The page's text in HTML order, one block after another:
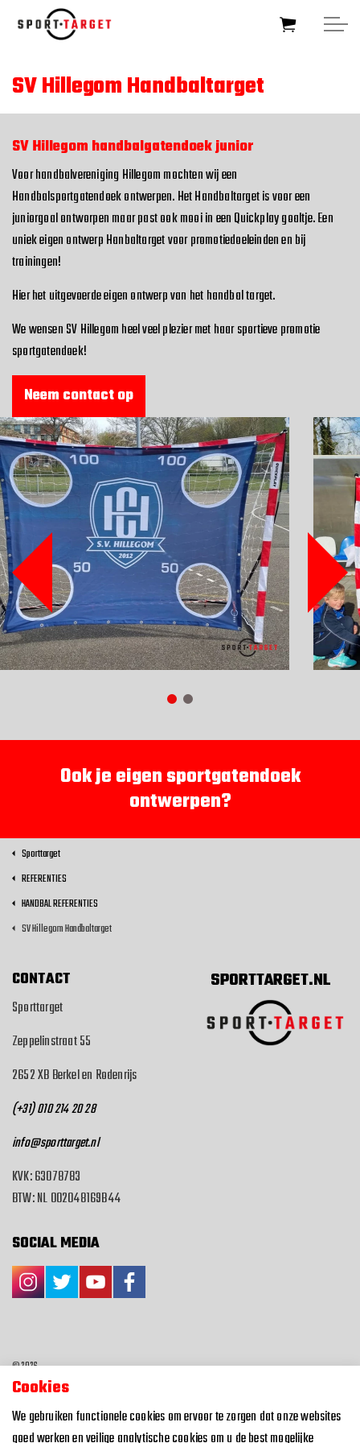
SOCCERTARGET
HOCKEYTARGET
SPORTTARGET
BUSINESSTARGET
FOUNDATIONTARGET
VEILIGHEID
BESTELLEN
WEBSHOP
CONTACT
(+31) 010 214 20 28
Contact
SV Hillegom Handbaltarget
SV Hillegom handbalgatendoek junior
Voor handbalvereniging Hillegom mochten wij een
Handbalsportgatendoek ontwerpen. Het Handbaltarget is voor een
juniorgoal ontworpen maar past ook mooi in een Quickplay goaltje. Een
uniek eigen ontwerp Hanbaltarget voor promotiedoeleinden en bij
trainingen!
Hier het uitgevoerde eigen ontwerp van het handbal target.
We wensen SV Hillegom heel veel plezier met haar sportieve promotie
sportgatendoek!
Neem contact op
Ook je eigen sportgatendoek
ontwerpen?
Sporttarget
REFERENTIES
HANDBAL REFERENTIES
SV Hillegom Handbaltarget
CONTACT
Sporttarget
Zeppelinstraat 55
2652 XB Berkel en Rodenrijs
(+31) 010 214 20 28
info@sporttarget.nl
KVK: 63078783
BTW: NL 002048169B44
SPORTTARGET.NL
SOCIAL MEDIA
© 2026
Algemene voorwaarden
Cookies
We gebruiken functionele cookies om ervoor te zorgen dat onze websites